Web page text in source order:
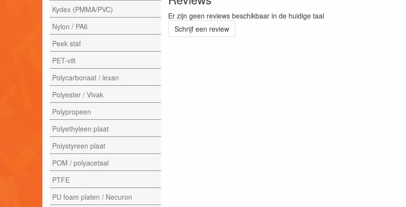
Kydex (PMMA/PVC)
Nylon / PA6
Peek staf
PET-vilt
Polycarbonaat / lexan
Polyester / Vivak
Polypropeen
Polyethyleen plaat
Polystyreen plaat
POM / polyacetaal
PTFE
PU foam platen / Necuron
Er zijn geen reviews beschikbaar in de huidige taal
Schrijf een review